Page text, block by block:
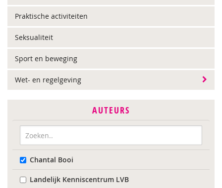
Praktische activiteiten
Seksualiteit
Sport en beweging
Wet- en regelgeving
AUTEURS
Chantal Booi
Landelijk Kenniscentrum LVB